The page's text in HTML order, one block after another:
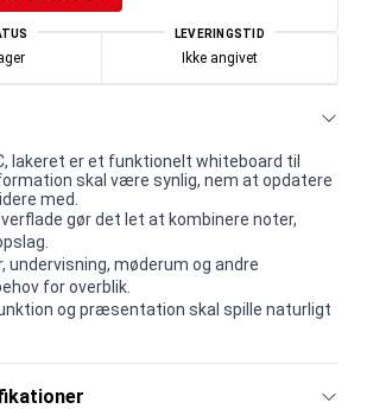
LEVERINGSTID
Ikke angivet
lakeret er et funktionelt whiteboard til
skal være synlig, nem at opdatere
med.
gør det let at kombinere noter,
undervisning, møderum og andre
for overblik.
og præsentation skal spille naturligt